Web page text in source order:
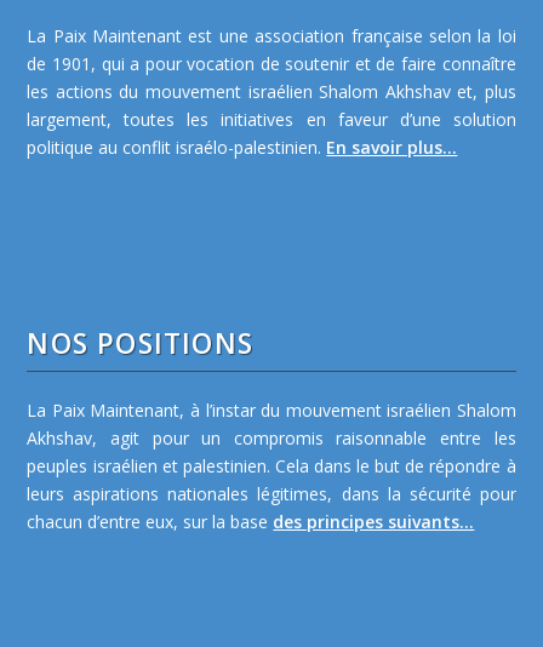
La Paix Maintenant est une association française selon la loi
de 1901, qui a pour vocation de soutenir et de faire connaître
les actions du mouvement israélien Shalom Akhshav et, plus
largement, toutes les initiatives en faveur d’une solution
politique au conflit israélo-palestinien. En savoir plus...
NOS POSITIONS
La Paix Maintenant, à l’instar du mouvement israélien Shalom
Akhshav, agit pour un compromis raisonnable entre les
peuples israélien et palestinien. Cela dans le but de répondre à
leurs aspirations nationales légitimes, dans la sécurité pour
chacun d’entre eux, sur la base des principes suivants...